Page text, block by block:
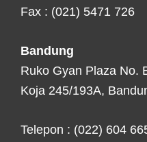
Fax : (021) 5471 726
Bandung
Ruko Gyan Plaza No.
Koja 245/193A,
Telepon : (022) 604